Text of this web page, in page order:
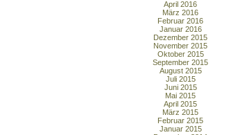
April 2016
März 2016
Februar 2016
Januar 2016
Dezember 2015
November 2015
Oktober 2015
September 2015
August 2015
Juli 2015
Juni 2015
Mai 2015
April 2015
März 2015
Februar 2015
Januar 2015